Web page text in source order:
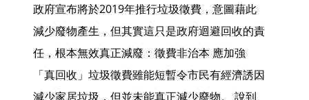
政府宣布將於2019年推行垃圾徵費，意圖藉此
減少廢物產生，但其實這只是政府迴避回收的責
任，根本無效真正減廢：徵費非治本 應加強
「真回收」垃圾徵費雖能短暫令市民有經濟誘因
減少家居垃圾，但並未能真正減少廢物。 說到